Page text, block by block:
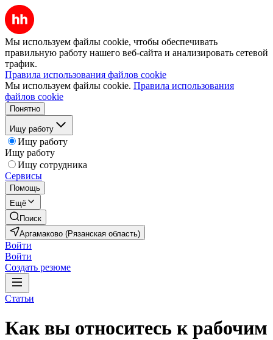
Мы используем файлы cookie, чтобы обеспечивать
правильную работу нашего веб-сайта и анализировать сетевой
трафик.
Правила использования файлов cookie
Мы используем файлы cookie. Правила использования
файлов cookie
Понятно
Ищу работу
Ищу работу
Ищу работу
Ищу сотрудника
Сервисы
Помощь
Ещё
Поиск
Аргамаково (Рязанская область)
Войти
Войти
Создать резюме
Статьи
Как вы относитесь к рабочим